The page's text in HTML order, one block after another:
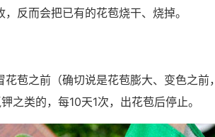
反而会把已有的花苞烧干、烧掉。
花苞之前（确切说是花苞膨大、变色之
之类的，每10天1次，出花苞后停止。